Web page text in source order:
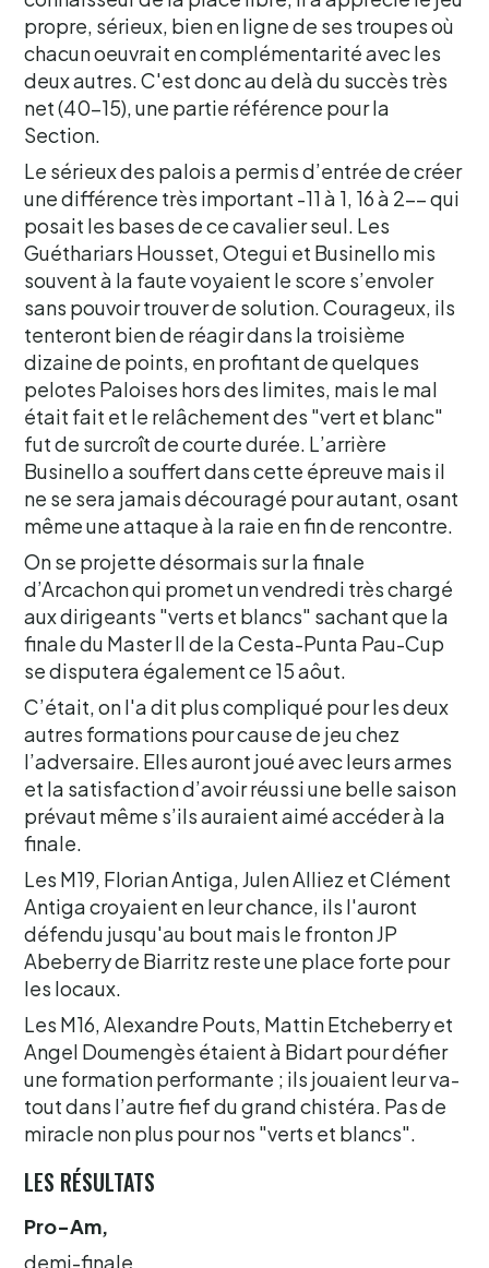
propre, sérieux, bien en ligne de ses troupes où
chacun oeuvrait en complémentarité avec les
deux autres. C'est donc au delà du succès très
net (40-15), une partie référence pour la
Section.
Le sérieux des palois a permis d’entrée de créer
une différence très important -11 à 1, 16 à 2-– qui
posait les bases de ce cavalier seul. Les
Guéthariars Housset, Otegui et Businello mis
souvent à la faute voyaient le score s’envoler
sans pouvoir trouver de solution. Courageux, ils
tenteront bien de réagir dans la troisième
dizaine de points, en profitant de quelques
pelotes Paloises hors des limites, mais le mal
était fait et le relâchement des "vert et blanc"
fut de surcroît de courte durée. L’arrière
Businello a souffert dans cette épreuve mais il
ne se sera jamais découragé pour autant, osant
même une attaque à la raie en fin de rencontre.
On se projette désormais sur la finale
d’Arcachon qui promet un vendredi très chargé
aux dirigeants "verts et blancs" sachant que la
finale du Master II de la Cesta-Punta Pau-Cup
se disputera également ce 15 aôut.
C’était, on l'a dit plus compliqué pour les deux
autres formations pour cause de jeu chez
l’adversaire. Elles auront joué avec leurs armes
et la satisfaction d’avoir réussi une belle saison
prévaut même s’ils auraient aimé accéder à la
finale.
Les M19, Florian Antiga, Julen Alliez et Clément
Antiga croyaient en leur chance, ils l'auront
défendu jusqu'au bout mais le fronton JP
Abeberry de Biarritz reste une place forte pour
les locaux.
Les M16, Alexandre Pouts, Mattin Etcheberry et
Angel Doumengès étaient à Bidart pour défier
une formation performante ; ils jouaient leur va-
tout dans l’autre fief du grand chistéra. Pas de
miracle non plus pour nos "verts et blancs".
LES RÉSULTATS
Pro-Am,
demi-finale